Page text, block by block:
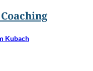
Kubach